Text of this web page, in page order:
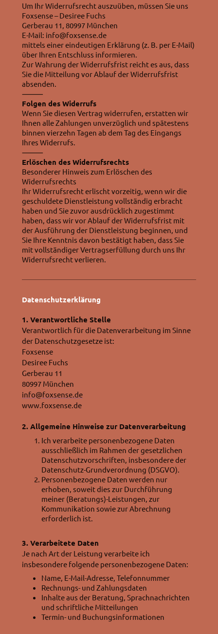
Um Ihr Widerrufsrecht auszuüben, müssen Sie uns
Foxsense – Desiree Fuchs
Gerberau 11, 80997 München
E-Mail: info@foxsense.de
mittels einer eindeutigen Erklärung (z. B. per E-Mail)
über Ihren Entschluss informieren.
Zur Wahrung der Widerrufsfrist reicht es aus, dass
Sie die Mitteilung vor Ablauf der Widerrufsfrist
absenden.
⸻
Folgen des Widerrufs
Wenn Sie diesen Vertrag widerrufen, erstatten wir
Ihnen alle Zahlungen unverzüglich und spätestens
binnen vierzehn Tagen ab dem Tag des Eingangs
Ihres Widerrufs.
⸻
Erlöschen des Widerrufsrechts
Besonderer Hinweis zum Erlöschen des
Widerrufsrechts
Ihr Widerrufsrecht erlischt vorzeitig, wenn wir die
geschuldete Dienstleistung vollständig erbracht
haben und Sie zuvor ausdrücklich zugestimmt
haben, dass wir vor Ablauf der Widerrufsfrist mit
der Ausführung der Dienstleistung beginnen, und
Sie Ihre Kenntnis davon bestätigt haben, dass Sie
mit vollständiger Vertragserfüllung durch uns Ihr
Widerrufsrecht verlieren.
Datenschutzerklärung
1. Verantwortliche Stelle
Verantwortlich für die Datenverarbeitung im Sinne
der Datenschutzgesetze ist:
Foxsense
Desiree Fuchs
Gerberau 11
80997 München
info@foxsense.de
www.foxsense.de
2. Allgemeine Hinweise zur Datenverarbeitung
Ich verarbeite personenbezogene Daten
ausschließlich im Rahmen der gesetzlichen
Datenschutzvorschriften, insbesondere der
Datenschutz-Grundverordnung (DSGVO).
Personenbezogene Daten werden nur
erhoben, soweit dies zur Durchführung
meiner (Beratungs)-Leistungen, zur
Kommunikation sowie zur Abrechnung
erforderlich ist.
3. Verarbeitete Daten
Je nach Art der Leistung verarbeite ich
insbesondere folgende personenbezogene Daten:
Name, E-Mail-Adresse, Telefonnummer
Rechnungs- und Zahlungsdaten
Inhalte aus der Beratung, Sprachnachrichten
und schriftliche Mitteilungen
Termin- und Buchungsinformationen